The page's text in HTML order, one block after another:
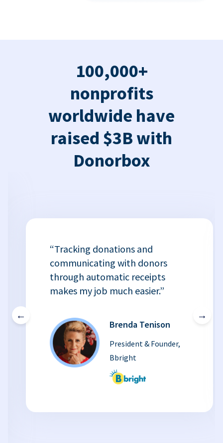
100,000+
nonprofits
worldwide have
raised $3B with
Donorbox
←
“Tracking donations and
communicating with donors
through automatic receipts
makes my job much easier.”
Brenda Tenison
President & Founder,
Bbright
→